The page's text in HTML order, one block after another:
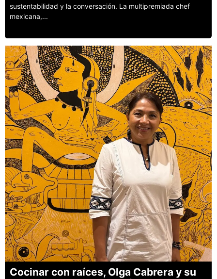
sustentabilidad y la conversación. La multipremiada chef
mexicana,...
Cocinar con raíces, Olga Cabrera y su